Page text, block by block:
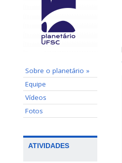
Sobre o planetário »
Equipe
Vídeos
Fotos
ATIVIDADES